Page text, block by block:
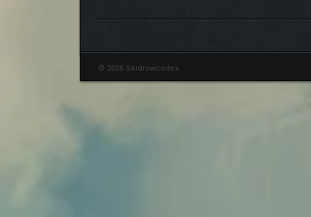
© 2026 Skidrowcodex